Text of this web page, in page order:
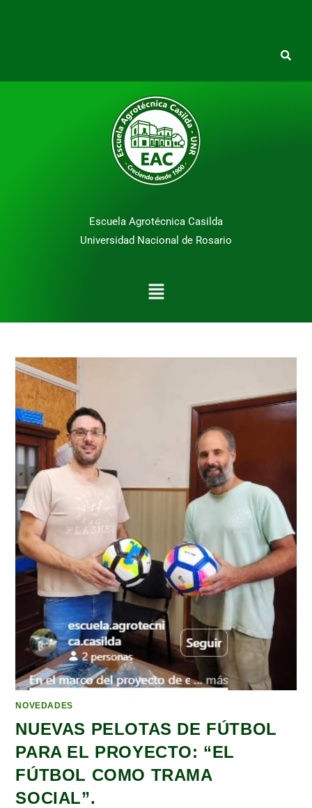
Escuela Agrotécnica Casilda
Universidad Nacional de Rosario
NOVEDADES
NUEVAS PELOTAS DE FÚTBOL
PARA EL PROYECTO: “EL
FÚTBOL COMO TRAMA
SOCIAL”.